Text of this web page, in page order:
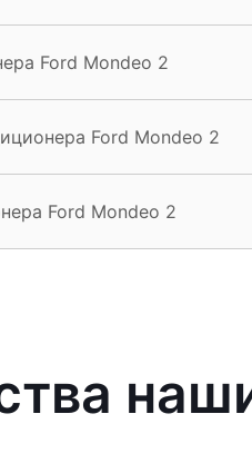
Ford Mondeo 2
Ford Mondeo 2
Ford Mondeo 2